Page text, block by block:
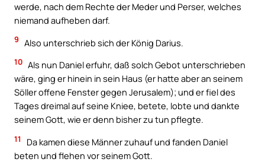
werde, nach dem Rechte der Meder und Perser, welches
niemand aufheben darf.
9 Also unterschrieb sich der König Darius.
10 Als nun Daniel erfuhr, daß solch Gebot unterschrieben
wäre, ging er hinein in sein Haus (er hatte aber an seinem
Söller offene Fenster gegen Jerusalem); und er fiel des
Tages dreimal auf seine Kniee, betete, lobte und dankte
seinem Gott, wie er denn bisher zu tun pflegte.
11
Da kamen diese Männer zuhauf und fanden Daniel
beten und flehen vor seinem Gott.